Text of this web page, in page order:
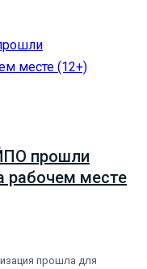
прошли
рабочем месте
прошла для